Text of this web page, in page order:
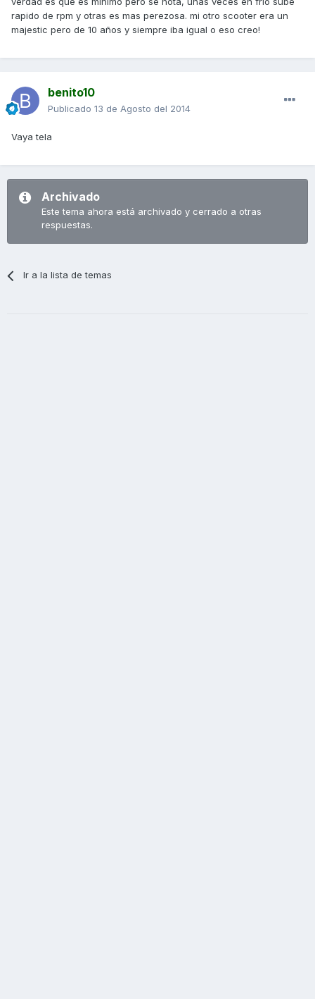
rapido de rpm y otras es mas perezosa. mi otro scooter era un
majestic pero de 10 años y siempre iba igual o eso creo!
benito10
Publicado 13 de Agosto del 2014
Vaya tela
Archivado
Este tema ahora está archivado y cerrado a otras
respuestas.
Ir a la lista de temas